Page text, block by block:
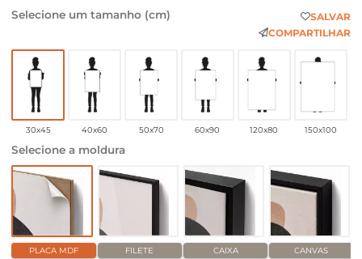
Selecione um tamanho (cm)
SALVAR
COMPARTILHAR
30x45 40x60 50x70 60x90 120x80 150x100
Selecione a moldura
PLACA MDF FILETE CAIXA CANVAS